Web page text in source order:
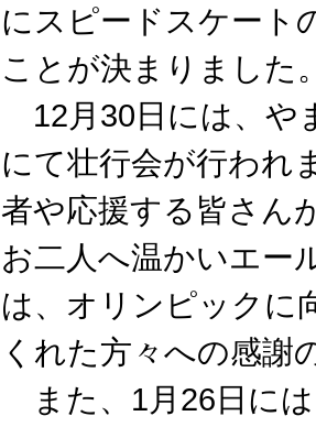
にスピードスケート
ことが決まりました
12月30日には、や
にて壮行会が行われ
者や応援する皆さん
お二人へ温かいエー
は、オリンピックに
くれた方々への感謝
また、1月26日に